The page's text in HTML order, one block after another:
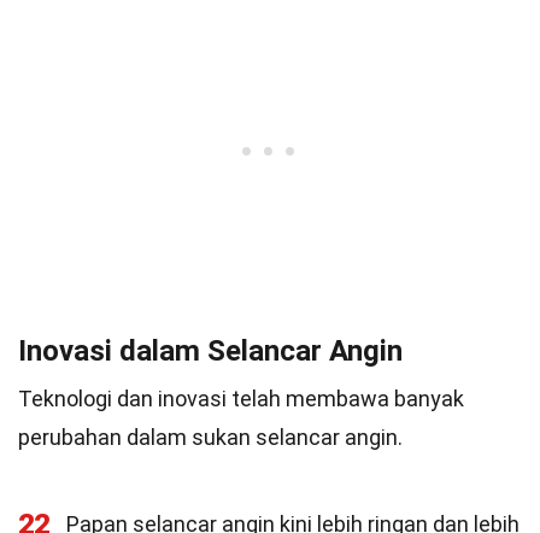
Inovasi dalam Selancar Angin
Teknologi dan inovasi telah membawa banyak
perubahan dalam sukan selancar angin.
22 Papan selancar angin kini lebih ringan dan lebih